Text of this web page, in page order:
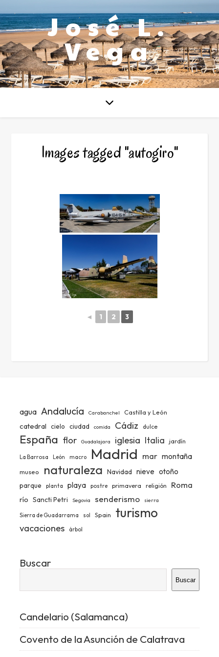
José L.
Vega
Images tagged "autogiro"
◄ 1 2 3
agua Andalucía Carabanchel Castilla y León
catedral cielo ciudad comida Cádiz dulce
España flor Guadalajara iglesia Italia jardín
La Barrosa León macro Madrid mar montaña
museo naturaleza Navidad nieve otoño
parque planta playa postre primavera religión Roma
río Sancti Petri Segovia senderismo sierra
Sierra de Guadarrama sol Spain turismo
vacaciones árbol
Buscar
Buscar
Candelario (Salamanca)
Covento de la Asunción de Calatrava